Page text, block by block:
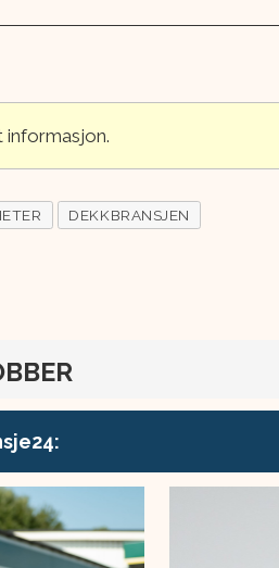
informasjon.
DEKKBRANSJEN